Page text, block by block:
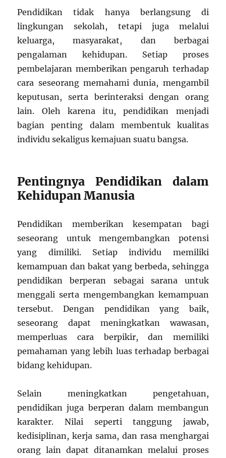
Pendidikan tidak hanya berlangsung di
lingkungan sekolah, tetapi juga melalui
keluarga, masyarakat, dan berbagai
pengalaman kehidupan. Setiap proses
pembelajaran memberikan pengaruh terhadap
cara seseorang memahami dunia, mengambil
keputusan, serta berinteraksi dengan orang
lain. Oleh karena itu, pendidikan menjadi
bagian penting dalam membentuk kualitas
individu sekaligus kemajuan suatu bangsa.
Pentingnya Pendidikan dalam
Kehidupan Manusia
Pendidikan memberikan kesempatan bagi
seseorang untuk mengembangkan potensi
yang dimiliki. Setiap individu memiliki
kemampuan dan bakat yang berbeda, sehingga
pendidikan berperan sebagai sarana untuk
menggali serta mengembangkan kemampuan
tersebut. Dengan pendidikan yang baik,
seseorang dapat meningkatkan wawasan,
memperluas cara berpikir, dan memiliki
pemahaman yang lebih luas terhadap berbagai
bidang kehidupan.
Selain meningkatkan pengetahuan,
pendidikan juga berperan dalam membangun
karakter. Nilai seperti tanggung jawab,
kedisiplinan, kerja sama, dan rasa menghargai
orang lain dapat ditanamkan melalui proses